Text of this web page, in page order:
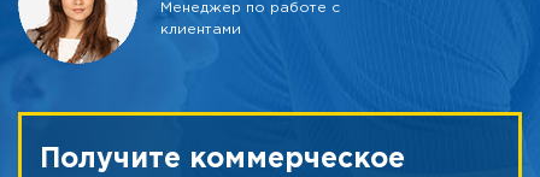
Менеджер по работе с
клиентами
Получите коммерческое